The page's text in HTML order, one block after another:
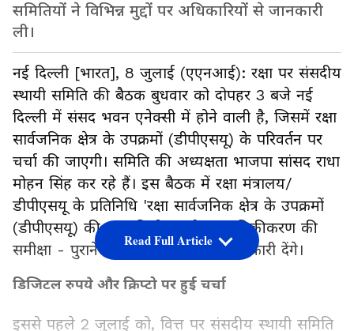
समितियों ने विभिन्न मुद्दों पर अधिकारियों से जानकारी
ली।
नई दिल्ली [भारत], 8 जुलाई (एएनआई): रक्षा पर संसदीय
स्थायी समिति की बैठक बुधवार को दोपहर 3 बजे नई
दिल्ली में संसद भवन एनेक्सी में होने वाली है, जिसमें रक्षा
सार्वजनिक क्षेत्र के उपक्रमों (डीपीएसयू) के परिवर्तन पर
चर्चा की जाएगी। समिति की अध्यक्षता भाजपा सांसद राधा
मोहन सिंह कर रहे हैं। इस बैठक में रक्षा मंत्रालय/
डीपीएसयू के प्रतिनिधि 'रक्षा सार्वजनिक क्षेत्र के उपक्रमों
(डीपीएसयू) की आत्मनिर्भरता और आधुनिकीकरण की
समीक्षा - पुराने डीपीएसयू' विषय पर जानकारी देंगे।
डिजिटल रुपये और क्रिप्टो पर हुई चर्चा
इससे पहले 2 जुलाई को, वित्त पर संसदीय स्थायी समिति
Read Full Article